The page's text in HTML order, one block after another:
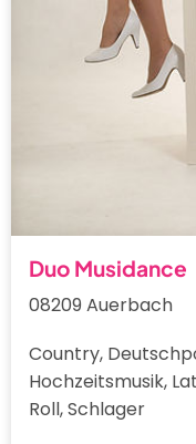
Duo Musidance
08209 Auerbach
Country,
Hochzeitsmusik,
Roll, Schlager